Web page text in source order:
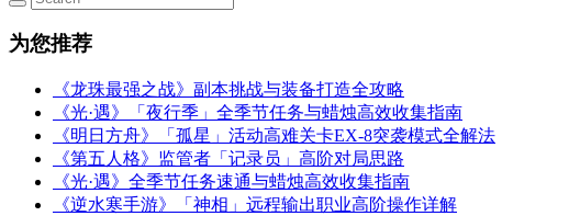
为您推荐
《龙珠最强之战》副本挑战与装备打造全攻略
《光·遇》「夜行季」全季节任务与蜡烛高效收集指南
《明日方舟》「孤星」活动高难关卡EX-8突袭模式全解法
《第五人格》监管者「记录员」高阶对局思路
《光·遇》全季节任务速通与蜡烛高效收集指南
《逆水寒手游》「神相」远程输出职业高阶操作详解